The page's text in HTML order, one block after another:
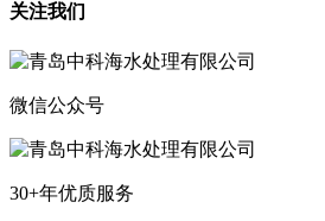
关注我们
微信公众号
30+年优质服务